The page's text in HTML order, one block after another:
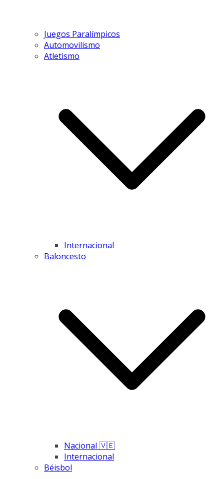
Juegos Paralímpicos
Automovilismo
Atletismo
Internacional
Baloncesto
Nacional 🇻🇪
Internacional
Béisbol